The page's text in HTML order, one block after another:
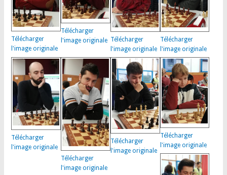
Télécharger
l'image originale
Télécharger
l'image originale Télécharger
l'image originale
Télécharger
l'image originale
Télécharger
l'image originale
Télécharger
l'image originale
Télécharger
l'image originale
Télécharger
l'image originale